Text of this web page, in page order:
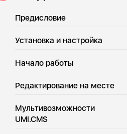
Предисловие
Установка и настройка
Начало работы
Редактирование на месте
Мультивозможности
UMI.CMS